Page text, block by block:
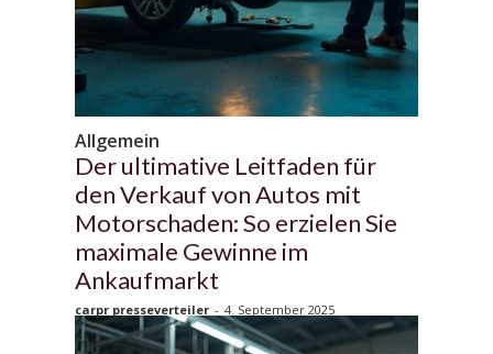
Allgemein
Der ultimative Leitfaden für
den Verkauf von Autos mit
Motorschaden: So erzielen Sie
maximale Gewinne im
Ankaufmarkt
carpr presseverteiler - 4. September 2025